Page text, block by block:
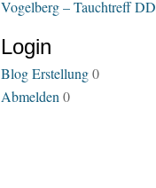
Vogelberg – Tauchtreff DD
Login
Blog Erstellung0
Abmelden 0